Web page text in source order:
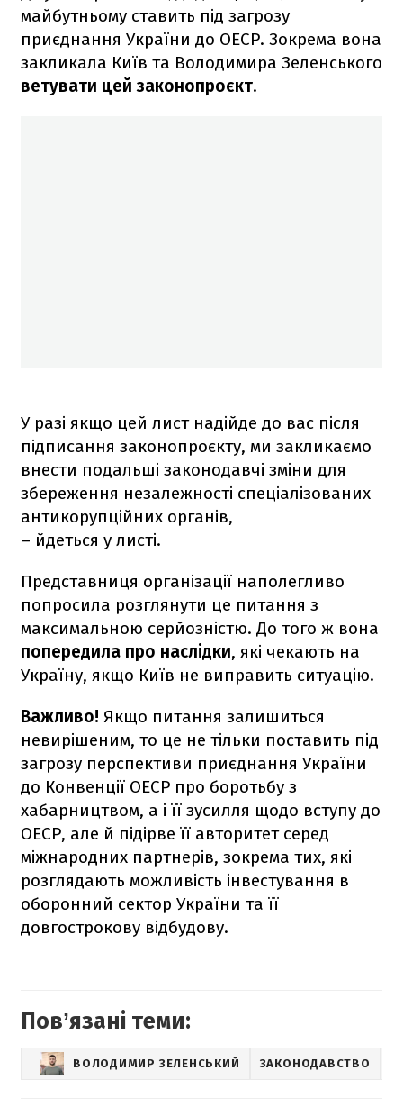
майбутньому ставить під загрозу
приєднання України до ОЕСР. Зокрема вона
закликала Київ та Володимира Зеленського
ветувати цей законопроєкт.
У разі якщо цей лист надійде до вас після
підписання законопроєкту, ми закликаємо
внести подальші законодавчі зміни для
збереження незалежності спеціалізованих
антикорупційних органів,
– йдеться у листі.
Представниця організації наполегливо
попросила розглянути це питання з
максимальною серйозністю. До того ж вона
попередила про наслідки, які чекають на
Україну, якщо Київ не виправить ситуацію.
Важливо! Якщо питання залишиться
невирішеним, то це не тільки поставить під
загрозу перспективи приєднання України
до Конвенції ОЕСР про боротьбу з
хабарництвом, а і її зусилля щодо вступу до
ОЕСР, але й підірве її авторитет серед
міжнародних партнерів, зокрема тих, які
розглядають можливість інвестування в
оборонний сектор України та її
довгострокову відбудову.
Повʼязані теми:
ВОЛОДИМИР ЗЕЛЕНСЬКИЙ ЗАКОНОДАВСТВО